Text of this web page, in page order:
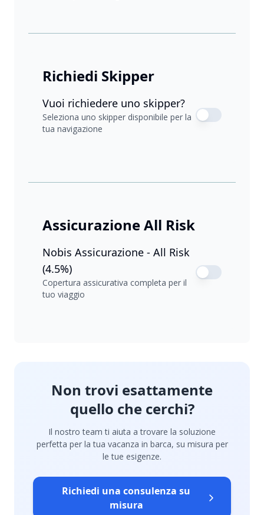
Richiedi Skipper
Vuoi richiedere uno skipper?
Seleziona uno skipper disponibile per la
tua navigazione
Assicurazione All Risk
Nobis Assicurazione - All Risk
(4.5%)
Copertura assicurativa completa per il
tuo viaggio
Non trovi esattamente
quello che cerchi?
Il nostro team ti aiuta a trovare la soluzione
perfetta per la tua vacanza in barca, su misura per
le tue esigenze.
Richiedi una consulenza su
misura